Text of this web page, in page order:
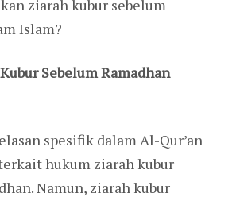
ziarah kubur sebelum
Islam?
Sebelum Ramadhan
spesifik dalam Al-Qur’an
hukum ziarah kubur
Namun, ziarah kubur